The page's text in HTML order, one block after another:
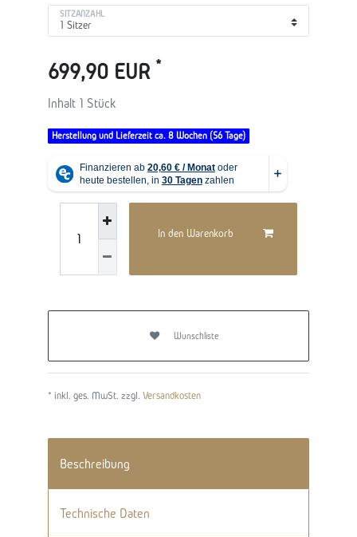
SITZANZAHL
699,90 EUR *
Inhalt 1 Stück
Herstellung und Lieferzeit ca. 8 Wochen (56 Tage)
In den Warenkorb
Wunschliste
* inkl. ges. MwSt. zzgl. Versandkosten
Beschreibung
Technische Daten